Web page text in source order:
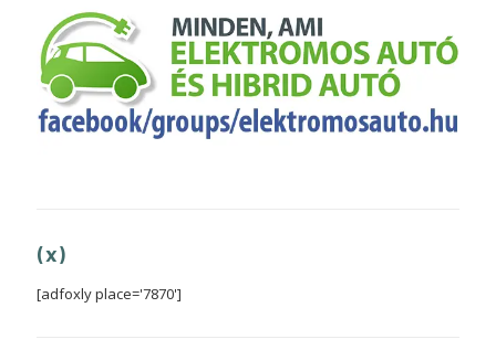
(x)
[adfoxly place='7870']